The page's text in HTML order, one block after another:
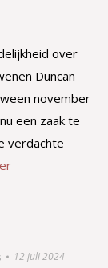
over
Duncan
november
een zaak te
verdachte
12 juli 2024